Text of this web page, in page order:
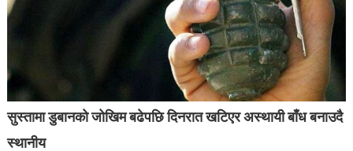
सुस्तामा डुबानको जोखिम बढेपछि दिनरात खटिएर अस्थायी बाँध बनाउदै
स्थानीय